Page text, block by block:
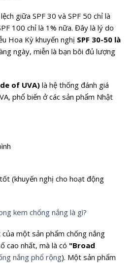
giữa SPF 30 và SPF 50 chỉ là
100 chỉ là 1% nữa. Đây là lý do
Hoa Kỳ khuyến nghị SPF 30-50 là
ngày, miễn là bạn bôi đủ lượng
of UVA) là hệ thống đánh giá
phổ biến ở các sản phẩm Nhật
(khuyến nghị cho hoạt động
kem chống nắng là gì?
một sản phẩm chống nắng
cao nhất, mà là có "Broad
nắng phổ rộng). Một sản phẩm